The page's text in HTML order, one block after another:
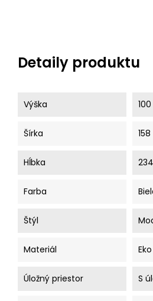
Detaily produktu
Výška 100
Šírka 158
Hĺbka 234
Farba
Štýl
Materiál
Úložný priestor S